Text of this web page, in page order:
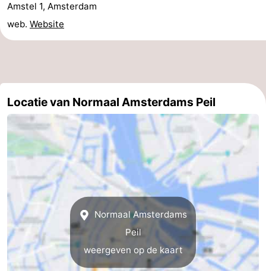
Amstel 1, Amsterdam
web. Website
Locatie van Normaal Amsterdams Peil
Normaal Amsterdams
Peil
weergeven op de kaart